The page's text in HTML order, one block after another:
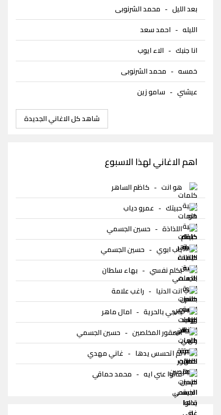
بعد الليل - محمد الشرنوبى
الليله - احمد سعد
انا جنبك - الاء ايوب
خمسه - محمد الشرنوبى
عيشني - سامو زين
شاهد كل الاغاني الجديدة
اهم الاغاني لهذا الاسبوع
هو انت - كاظم الساهر
حبيتك - عمرو دياب
اللذاذة - حسين الجسمي
باب ابوي - حسين الجسمي
بكلم نفسي - بهاء سلطان
انت الدنيا - راغب علامة
بالجي بالحرية - امال ماهر
الصقور المخلصين - حسين الجسمي
لم اتحسس يدها - غاني مهدي
قالوا عني ايه - محمد حماقي